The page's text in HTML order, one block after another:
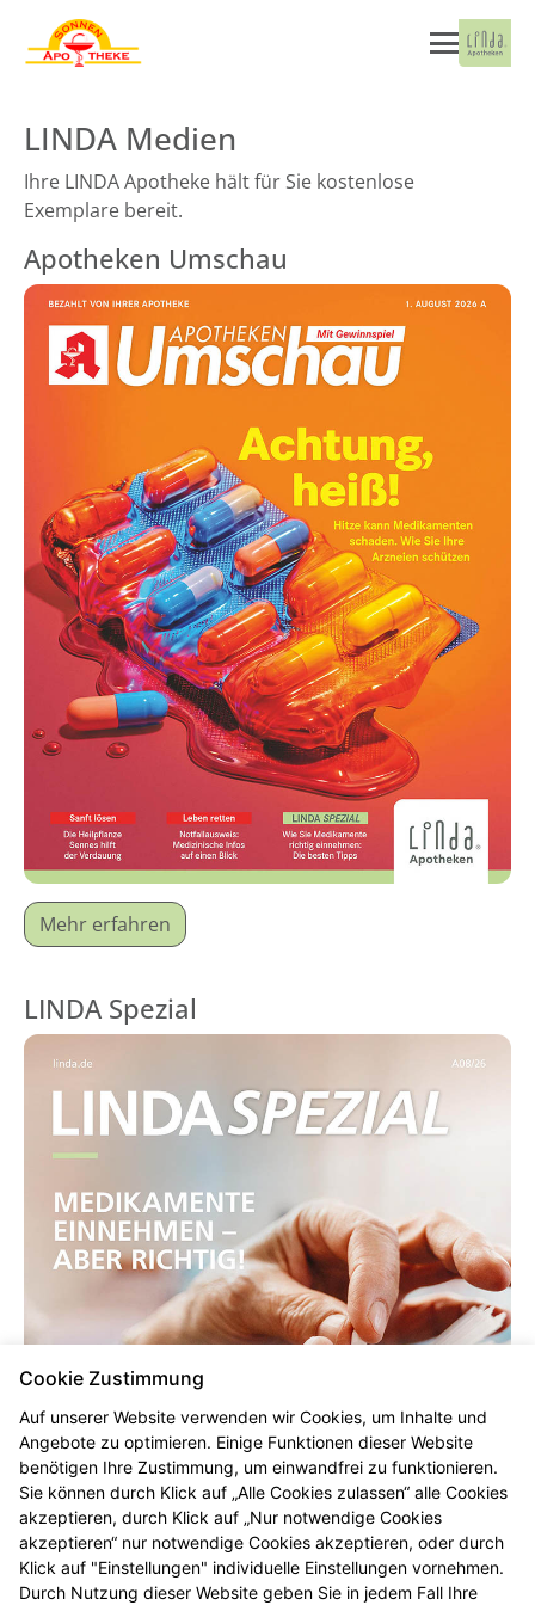
LINDA Medien
Ihre LINDA Apotheke hält für Sie kostenlose
Exemplare bereit.
Apotheken Umschau
Mehr erfahren
LINDA Spezial
Cookie Zustimmung
Auf unserer Website verwenden wir Cookies, um Inhalte und
Angebote zu optimieren. Einige Funktionen dieser Website
benötigen Ihre Zustimmung, um einwandfrei zu funktionieren.
Sie können durch Klick auf „Alle Cookies zulassen“ alle Cookies
akzeptieren, durch Klick auf „Nur notwendige Cookies
akzeptieren“ nur notwendige Cookies akzeptieren, oder durch
Klick auf "Einstellungen" individuelle Einstellungen vornehmen.
Durch Nutzung dieser Website geben Sie in jedem Fall Ihre